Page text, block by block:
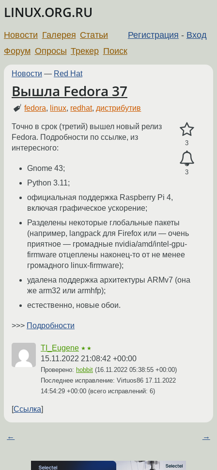
LINUX.ORG.RU
Регистрация - Вход
Новости Галерея Статьи
Форум Опросы Трекер Поиск
Новости — Red Hat
Вышла Fedora 37
fedora, linux, redhat,дистрибутив
3
3
Точно в срок (третий) вышел новый релиз
Fedora. Подробности по ссылке, из
интересного:
Gnome 43;
Python 3.11;
официальная поддержка Raspberry Pi 4,
включая графическое ускорение;
Разделены некоторые глобальные пакеты
(например, langpack для Firefox или — очень
приятное — громадные nvidia/amd/intel-gpu-
firmware отцеплены наконец-то от не менее
громадного linux-firmware);
удалена поддержка архитектуры ARMv7 (она
же arm32 или armhfp);
естественно, новые обои.
>>> Подробности
TI_Eugene ★★
15.11.2022 21:08:42 +00:00
Проверено: hobbit (16.11.2022 05:38:55 +00:00)
Последнее исправление: Virtuos86 17.11.2022
14:54:29 +00:00 (всего исправлений: 6)
Ссылка
← →